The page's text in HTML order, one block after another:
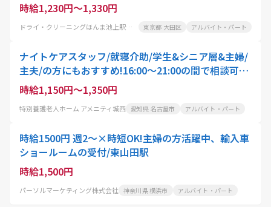
時給1,230円～1,330円
ドライ・クリーニングほんま池上駅前店 東京都 大田区 アルバイト・パート
ナイトケアスタッフ/就寝介助/学生&シニア層&主婦/
主夫/の方にもおすすめ!16:00～21:00の間で相談可
能/勤務は週3日以上で可能
時給1,150円～1,350円
特別養護老人ホーム アメニティ城西 愛知県 名古屋市 アルバイト・パート
時給1500円 週2～×時短OK!主婦の方活躍中、輸入車
ショールームの受付/東山田駅
時給1,500円
パーソルマーケティング株式会社 神奈川県 横浜市 アルバイト・パート